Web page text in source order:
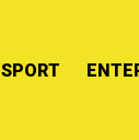
SPORT